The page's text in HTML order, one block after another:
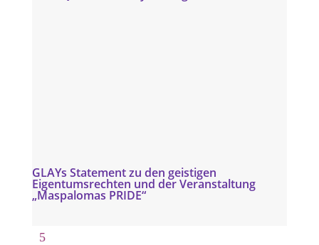
GLAYs Statement zu den geistigen
Eigentumsrechten und der Veranstaltung
„Maspalomas PRIDE“